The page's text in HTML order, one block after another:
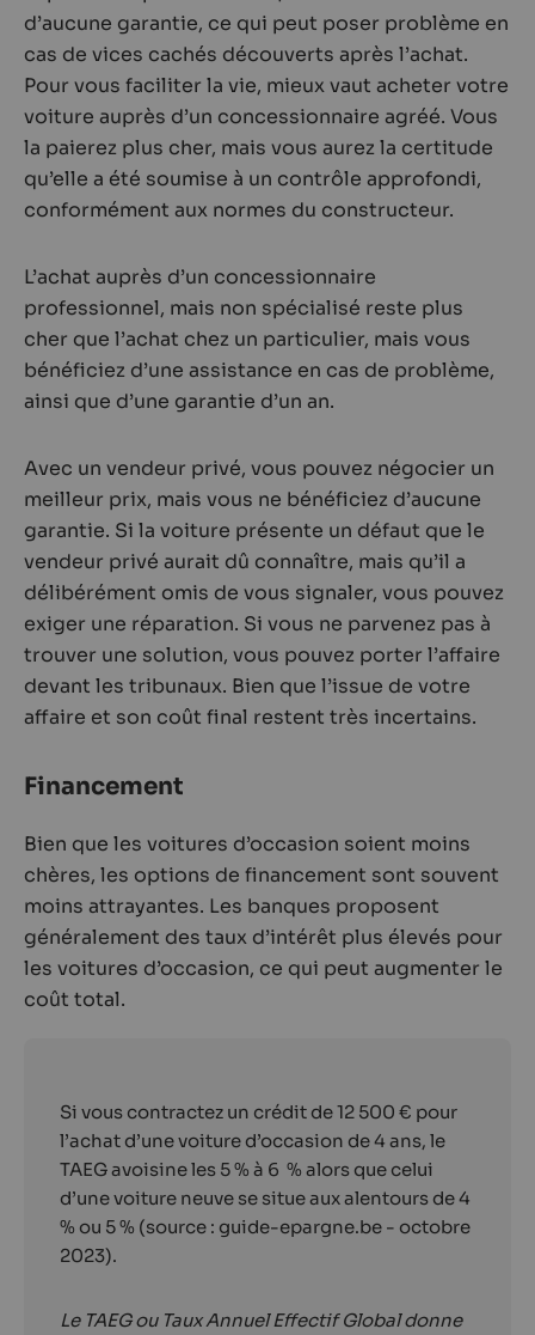
d’aucune garantie, ce qui peut poser problème en
cas de vices cachés découverts après l’achat.
Pour vous faciliter la vie, mieux vaut acheter votre
voiture auprès d’un concessionnaire agréé. Vous
la paierez plus cher, mais vous aurez la certitude
qu’elle a été soumise à un contrôle approfondi,
conformément aux normes du constructeur.
L’achat auprès d’un concessionnaire
professionnel, mais non spécialisé reste plus
cher que l’achat chez un particulier, mais vous
bénéficiez d’une assistance en cas de problème,
ainsi que d’une garantie d’un an.
Avec un vendeur privé, vous pouvez négocier un
meilleur prix, mais vous ne bénéficiez d’aucune
garantie. Si la voiture présente un défaut que le
vendeur privé aurait dû connaître, mais qu’il a
délibérément omis de vous signaler, vous pouvez
exiger une réparation. Si vous ne parvenez pas à
trouver une solution, vous pouvez porter l’affaire
devant les tribunaux. Bien que l’issue de votre
affaire et son coût final restent très incertains.
Financement
Bien que les voitures d’occasion soient moins
chères, les options de financement sont souvent
moins attrayantes. Les banques proposent
généralement des taux d’intérêt plus élevés pour
les voitures d’occasion, ce qui peut augmenter le
coût total.
Si vous contractez un crédit de 12 500 € pour
l’achat d’une voiture d’occasion de 4 ans, le
TAEG avoisine les 5 % à 6 % alors que celui
d’une voiture neuve se situe aux alentours de 4
% ou 5 % (source : guide-epargne.be - octobre
2023).
Le TAEG ou Taux Annuel Effectif Global donne